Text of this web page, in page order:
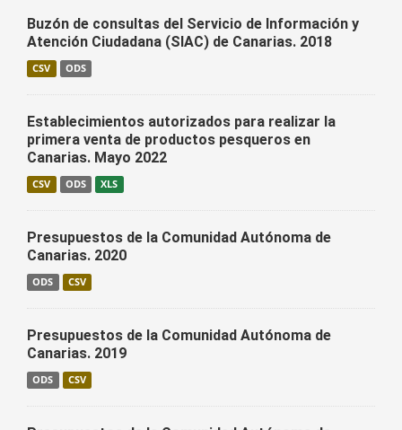
Buzón de consultas del Servicio de Información y
Atención Ciudadana (SIAC) de Canarias. 2018
CSV ODS
Establecimientos autorizados para realizar la
primera venta de productos pesqueros en
Canarias. Mayo 2022
CSV ODS XLS
Presupuestos de la Comunidad Autónoma de
Canarias. 2020
ODS CSV
Presupuestos de la Comunidad Autónoma de
Canarias. 2019
ODS CSV